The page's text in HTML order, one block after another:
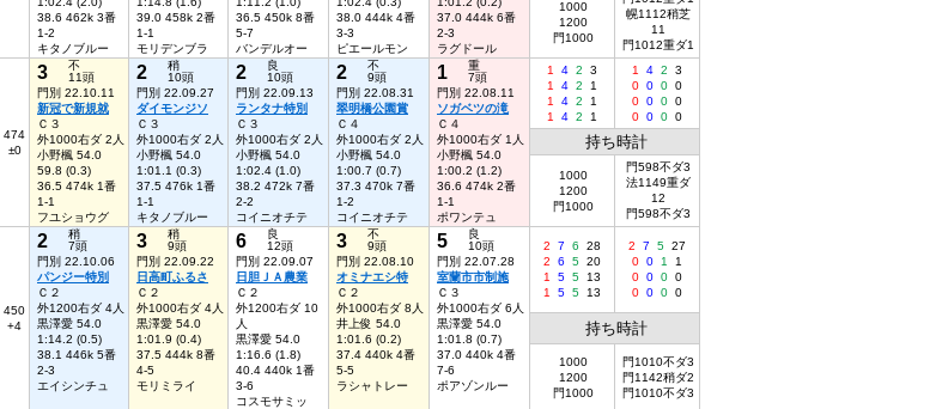
38.6 462k 3番
1-2
キタノブルー
39.0 458k 2番
1-1
モリデンブラ
36.5 450k 8番
5-7
バンデルオー
38.0 444k 4番
3-3
ピエールモン
37.0 444k 6番
2-3
ラグドール
1000
1200
門1000
幌1112稍芝
11
門1012重ダ1
474
±0
3
不
11頭
門別 22.10.11
新冠で新規就
Ｃ３
外1000右ダ 2人
小野楓 54.0
59.8 (0.3)
36.5 474k 1番
1-1
フユショウグ
2
稍
10頭
門別 22.09.27
ダイモンジソ
Ｃ３
外1000右ダ 2人
小野楓 54.0
1:01.1 (0.3)
37.5 476k 1番
1-1
キタノブルー
2
良
10頭
門別 22.09.13
ランタナ特別
Ｃ３
外1000右ダ 2人
小野楓 54.0
1:02.4 (1.0)
38.2 472k 7番
2-2
コイニオチテ
2
不
9頭
門別 22.08.31
翠明橋公園賞
Ｃ４
外1000右ダ 2人
小野楓 54.0
1:00.7 (0.7)
37.3 470k 7番
1-2
コイニオチテ
1
重
7頭
門別 22.08.11
ソガベツの滝
Ｃ４
外1000右ダ 1人
小野楓 54.0
1:00.2 (1.2)
36.6 474k 2番
1-1
ポワンテュ
1 4 2
3
1
4 2
1
1
4 2
1
1
4 2 1
1 4 2
3
0 0 0 0
0 0 0 0
0 0 0 0
持ち時計
1000
1200
門1000
門598不ダ3
法1149重ダ
12
門598不ダ3
450
+4
2
稍
7頭
門別 22.10.06
パンジー特別
Ｃ２
外1200右ダ 4人
黒澤愛 54.0
1:14.2 (0.5)
38.1 446k 5番
2-3
エイシンチュ
3
稍
9頭
門別 22.09.22
日高町ふるさ
Ｃ２
外1000右ダ 4人
黒澤愛 54.0
1:01.9 (0.4)
37.5 444k 8番
4-5
モリミライ
6
良
12頭
門別 22.09.07
日胆ＪＡ農業
Ｃ２
外1200右ダ 10
人
黒澤愛 54.0
1:16.6 (1.8)
40.4 440k 1番
3-6
コスモサミッ
3
不
9頭
門別 22.08.10
オミナエシ特
Ｃ２
外1000右ダ 8人
井上俊 54.0
1:01.6 (0.2)
37.4 440k 4番
5-5
ラシャトレー
5
良
10頭
門別 22.07.28
室蘭市市制施
Ｃ３
外1000右ダ 6人
黒澤愛 54.0
1:01.8 (0.7)
37.0 440k 4番
7-6
ポアゾンルー
2 7 6
28
2
6 5 20
1
5 5
13
1
5 5 13
2 7 5 27
0 0 1
1
0 0 0 0
0 0 0 0
持ち時計
1000
1200
門1000
門1010不ダ3
門1142稍ダ2
門1010不ダ3